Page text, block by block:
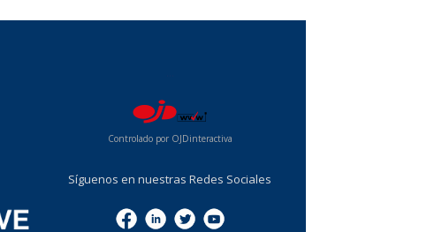
Controlado por OJDinteractiva
Síguenos en nuestras Redes Sociales